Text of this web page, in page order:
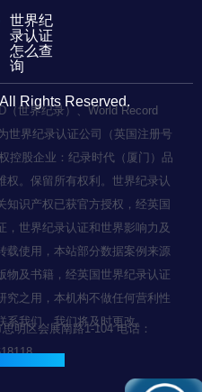
世界纪
录认证
怎么查
询
Rights Reserved.
（世界纪录）、World Record
世界纪录认证公司（英国注册号
控股企业：纪录时代（厦门）品
权。保留所有权利。世界纪录认
知识产权已获官方授权，经英国
，世界纪录认证和世界影响力及
载使用，本站部分数据案例来源
物及书籍，经英国世界纪录认证
究之用，本机构不做任何营利性
我们，我们将及时更改。
明区会展南路1-104 电话：